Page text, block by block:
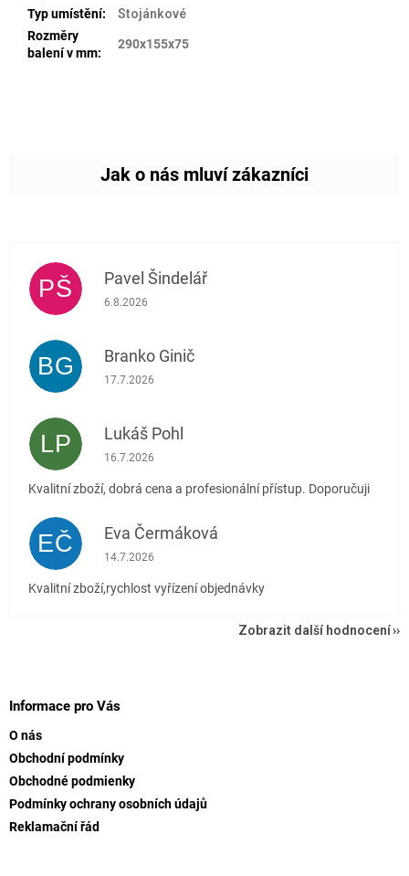
Typ umístění:
Stojánkové
Rozměry
balení v mm:
290x155x75
PŠ Pavel Šindelář
Hodnocení obchodu je 5 z 5 hvězdiček.
6.8.2026
BG Branko Ginič
Hodnocení obchodu je 5 z 5 hvězdiček.
17.7.2026
LP Lukáš Pohl
Hodnocení obchodu je 5 z 5 hvězdiček.
16.7.2026
Kvalitní zboží, dobrá cena a profesionální přístup. Doporučuji
EČ Eva Čermáková
Hodnocení obchodu je 5 z 5 hvězdiček.
14.7.2026
Kvalitní zboží,rychlost vyřízení objednávky
Zobrazit další hodnocení
Informace pro Vás
O nás
Obchodní podmínky
Obchodné podmienky
Podmínky ochrany osobních údajů
Reklamační řád